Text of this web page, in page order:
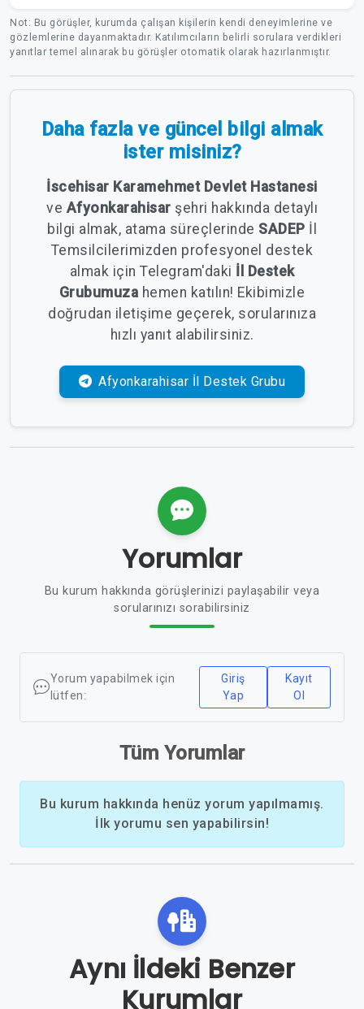
Not: Bu görüşler, kurumda çalışan kişilerin kendi deneyimlerine ve
gözlemlerine dayanmaktadır. Katılımcıların belirli sorulara verdikleri
yanıtlar temel alınarak bu görüşler otomatik olarak hazırlanmıştır.
Daha fazla ve güncel bilgi almak
ister misiniz?
İscehisar Karamehmet Devlet Hastanesi
ve Afyonkarahisar şehri hakkında detaylı
bilgi almak, atama süreçlerinde SADEP İl
Temsilcilerimizden profesyonel destek
almak için Telegram'daki İl Destek
Grubumuza hemen katılın! Ekibimizle
doğrudan iletişime geçerek, sorularınıza
hızlı yanıt alabilirsiniz.
Afyonkarahisar İl Destek Grubu
Yorumlar
Bu kurum hakkında görüşlerinizi paylaşabilir veya
sorularınızı sorabilirsiniz
Yorum yapabilmek için
lütfen:
Giriş
Yap
Kayıt
Ol
Tüm Yorumlar
Bu kurum hakkında henüz yorum yapılmamış.
İlk yorumu sen yapabilirsin!
Aynı İldeki Benzer
Kurumlar